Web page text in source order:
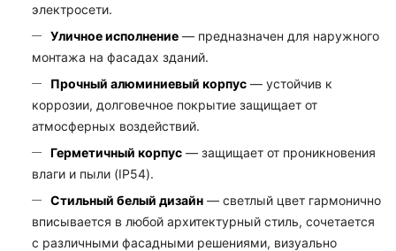
электросети.
Уличное исполнение — предназначен для наружного
монтажа на фасадах зданий.
Прочный алюминиевый корпус — устойчив к
коррозии, долговечное покрытие защищает от
атмосферных воздействий.
Герметичный корпус — защищает от проникновения
влаги и пыли (IP54).
Стильный белый дизайн — светлый цвет гармонично
вписывается в любой архитектурный стиль, сочетается
с различными фасадными решениями, визуально